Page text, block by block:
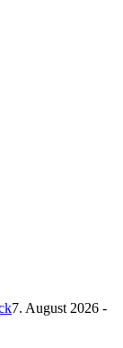
7. August 2026 -